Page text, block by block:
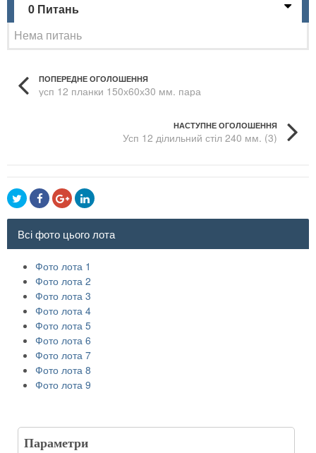
0 Питань
Нема питань
ПОПЕРЕДНЕ ОГОЛОШЕННЯ
усп 12 планки 150х60х30 мм. пара
НАСТУПНЕ ОГОЛОШЕННЯ
Усп 12 ділильний стіл 240 мм. (3)
Всі фото цього лота
Фото лота 1
Фото лота 2
Фото лота 3
Фото лота 4
Фото лота 5
Фото лота 6
Фото лота 7
Фото лота 8
Фото лота 9
Параметри